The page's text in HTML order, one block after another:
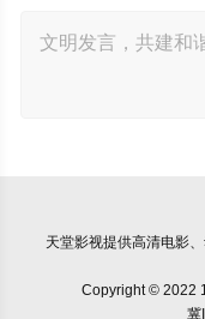
天堂影视提供高清电影
Copyright © 2022
冀